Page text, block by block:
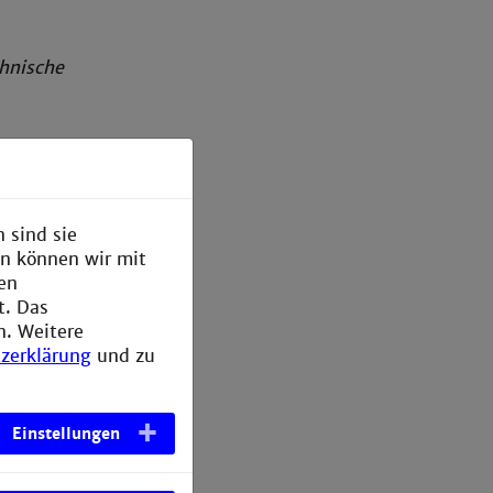
sind sie
können wir mit
Das
Weitere
und zu
Einstellungen